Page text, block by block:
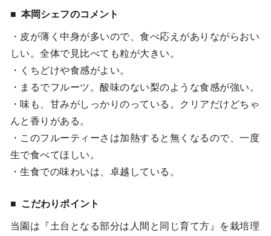
本岡シェフのコメント
・皮が薄く中身が多いので、食べ応えがありながらおい
しい。全体で見比べても粒が大きい。
・くちどけや食感がよい。
・まるでフルーツ。酸味のない梨のような食感が強い。
・味も、甘みがしっかりのっている。クリアだけどちゃ
んと香りがある。
・このフルーティーさは加熱すると無くなるので、一度
生で食べてほしい。
・生食での味わいは、卓越している。
こだわりポイント
当園は『土台となる部分は人間と同じ育て方』を栽培理